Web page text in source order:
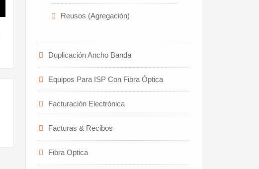
Reusos (Agregación)
Duplicación Ancho Banda
Equipos Para ISP Con Fibra Óptica
Facturación Electrónica
Facturas & Recibos
Fibra Optica